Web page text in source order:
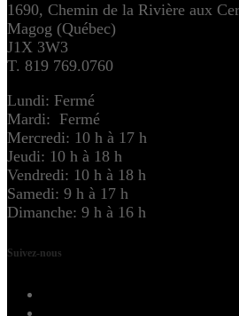
1690, Chemin de la Rivière aux
Magog (Québec)
J1X 3W3
T. 819 769.0760
Lundi: Fermé
Mardi: Fermé
Mercredi: 10 h à 17 h
Jeudi: 10 h à 18 h
Vendredi: 10 h à 18 h
Samedi: 9 h à 17 h
Dimanche: 9 h à 16 h
Suivez-nous